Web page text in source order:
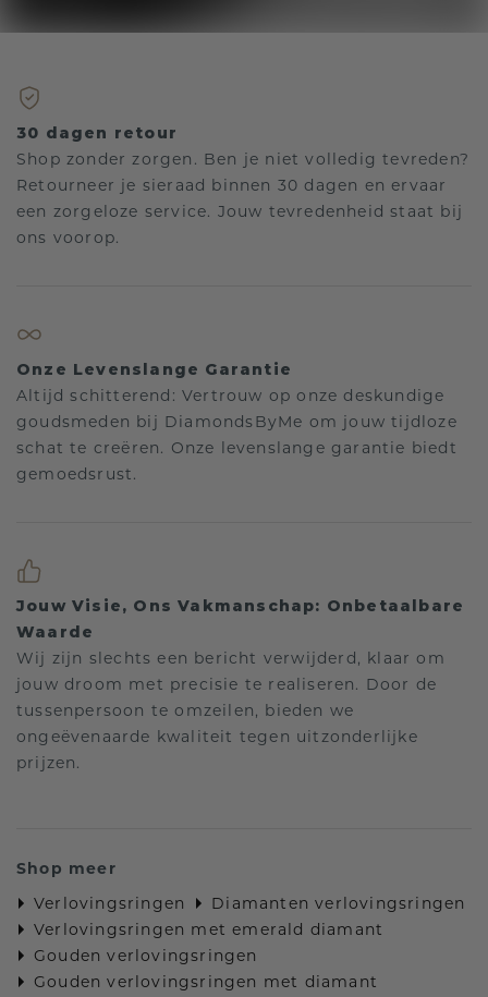
30 dagen retour
Shop zonder zorgen. Ben je niet volledig tevreden?
Retourneer je sieraad binnen 30 dagen en ervaar
een zorgeloze service. Jouw tevredenheid staat bij
ons voorop.
Onze Levenslange Garantie
Altijd schitterend: Vertrouw op onze deskundige
goudsmeden bij DiamondsByMe om jouw tijdloze
schat te creëren. Onze levenslange garantie biedt
gemoedsrust.
Jouw Visie, Ons Vakmanschap: Onbetaalbare
Waarde
Wij zijn slechts een bericht verwijderd, klaar om
jouw droom met precisie te realiseren. Door de
tussenpersoon te omzeilen, bieden we
ongeëvenaarde kwaliteit tegen uitzonderlijke
prijzen.
Shop meer
Verlovingsringen
Diamanten verlovingsringen
Verlovingsringen met emerald diamant
Gouden verlovingsringen
Gouden verlovingsringen met diamant